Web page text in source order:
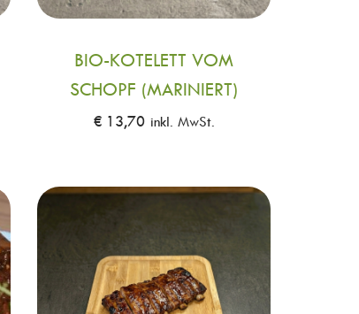
BIO-KOTELETT VOM
SCHOPF (MARINIERT)
€13,70 inkl. MwSt.